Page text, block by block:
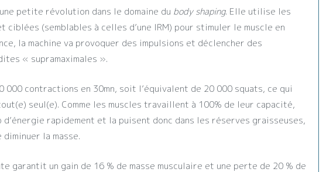
petite révolution dans le domaine du body shaping. Elle utilise les
ciblées (semblables à celles d’une IRM) pour stimuler le muscle en
la machine va provoquer des impulsions et déclencher des
« supramaximales ».
000 contractions en 30mn, soit l’équivalent de 20 000 squats, ce qui
seul(e). Comme les muscles travaillent à 100% de leur capacité,
d’énergie rapidement et la puisent donc dans les réserves graisseuses,
la masse.
garantit un gain de 16 % de masse musculaire et une perte de 20 % de